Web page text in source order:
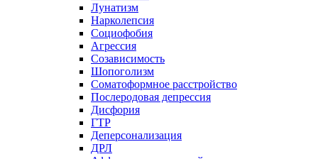
Лунатизм
Нарколепсия
Социофобия
Агрессия
Созависимость
Шопоголизм
Соматоформное расстройство
Послеродовая депрессия
Дисфория
ГТР
Деперсонализация
ДРЛ